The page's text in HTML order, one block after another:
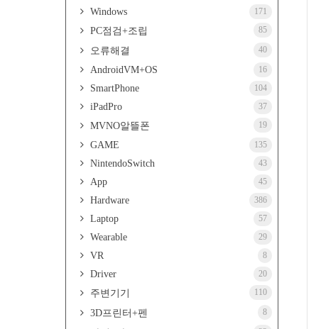
Windows 171
PC점검+조립 85
오류해결 40
AndroidVM+OS 16
SmartPhone 104
iPadPro 37
MVNO알뜰폰 19
GAME 135
NintendoSwitch 43
App 45
Hardware 386
Laptop 57
Wearable 29
VR 8
Driver 20
주변기기 110
3D프린터+펜 8